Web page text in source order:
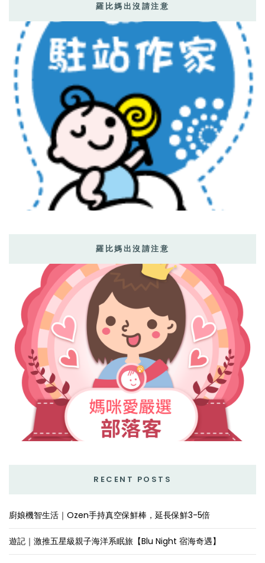
羅比媽出沒請注意
羅比媽出沒請注意
RECENT POSTS
廚娘機智生活｜Ozen手持真空保鮮棒，延長保鮮3-5倍
遊記｜激推五星級親子海洋系眠旅【Blu Night 宿海奇遇】